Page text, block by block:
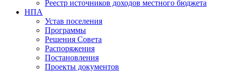
Реестр источников доходов местного бюджета
НПА
Устав поселения
Программы
Решения Совета
Распоряжения
Постановления
Проекты документов